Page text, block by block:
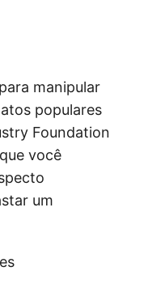
manipular
populares
Foundation
você
um